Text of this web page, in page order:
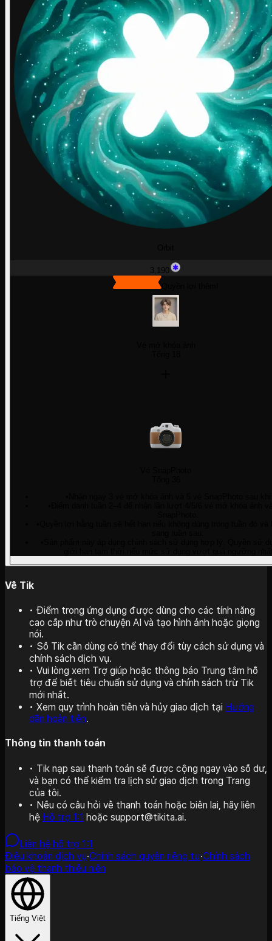
3,190
Về Tik
• Điểm trong ứng dụng được dùng cho các tính năng
cao cấp như trò chuyện AI và tạo hình ảnh hoặc giọng
nói.
• Số Tik cần dùng có thể thay đổi tùy cách sử dụng và
chính sách dịch vụ.
• Vui lòng xem Trợ giúp hoặc thông báo Trung tâm hỗ
trợ để biết tiêu chuẩn sử dụng và chính sách trừ Tik
mới nhất.
• Xem quy trình hoàn tiền và hủy giao dịch tại Hướng
dẫn hoàn tiền.
Thông tin thanh toán
• Tik nạp sau thanh toán sẽ được cộng ngay vào số dư,
và bạn có thể kiểm tra lịch sử giao dịch trong Trang
của tôi.
• Nếu có câu hỏi về thanh toán hoặc biên lai, hãy liên
hệ Hỗ trợ 1:1 hoặc support@tikita.ai.
Liên hệ hỗ trợ 1:1
Điều khoản dịch vụ·Chính sách quyền riêng tư·Chính sách
bảo vệ thanh thiếu niên
Tiếng Việt